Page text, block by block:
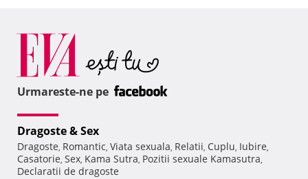
Urmareste-ne pe
Dragoste & Sex
Dragoste, Romantic, Viata sexuala, Relatii, Cuplu, Iubire,
Casatorie, Sex, Kama Sutra, Pozitii sexuale Kamasutra,
Declaratii de dragoste